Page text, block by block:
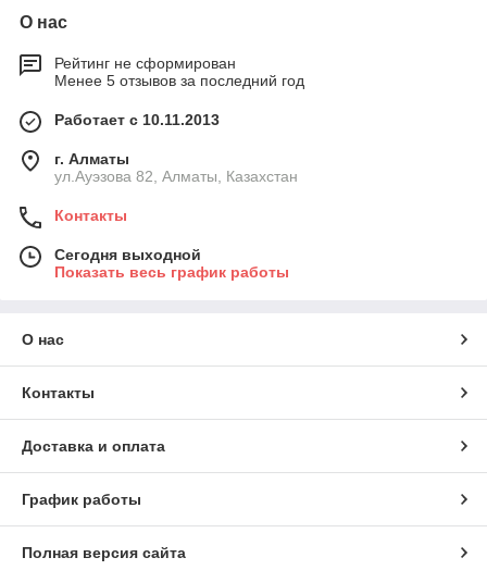
О нас
Рейтинг не сформирован
Менее 5 отзывов за последний год
Работает с 10.11.2013
г. Алматы
ул.Ауэзова 82, Алматы, Казахстан
Контакты
Сегодня выходной
Показать весь график работы
О нас
Контакты
Доставка и оплата
График работы
Полная версия сайта